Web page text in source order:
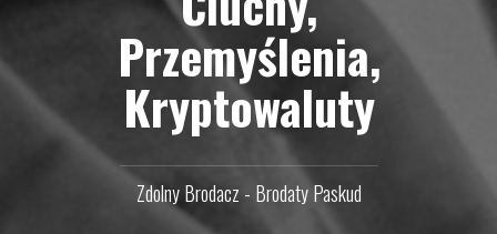
Przemyślenia,
Kryptowaluty
Zdolny Brodacz - Brodaty Paskud